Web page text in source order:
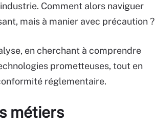
Comment alors naviguer
mais à manier avec précaution ?
en cherchant à comprendre
prometteuses, tout en
réglementaire.
métiers